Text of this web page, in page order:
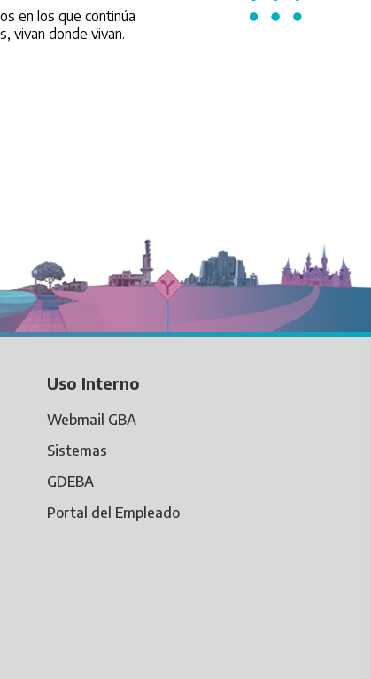
en los que continúa
vivan donde vivan.
Uso Interno
Webmail GBA
Sistemas
GDEBA
Portal del Empleado